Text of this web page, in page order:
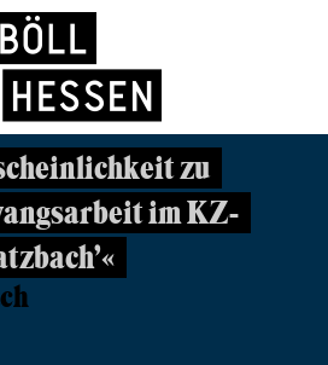
zu
im KZ-